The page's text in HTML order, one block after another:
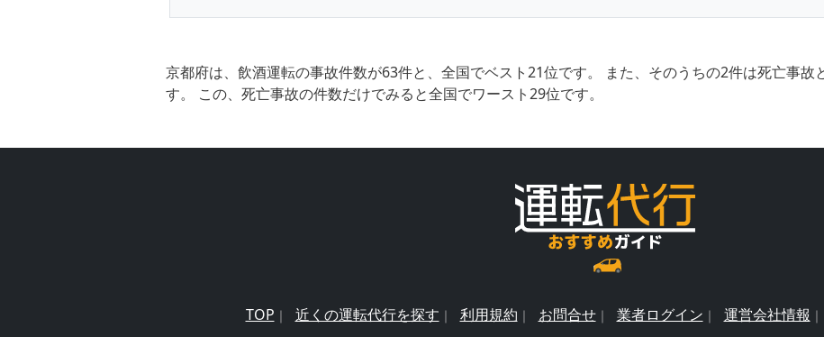
京都府は、飲酒運転の事故件数が63件と、全国でベスト21位です。 また、そのうちの2件は死亡事故
す。 この、死亡事故の件数だけでみると全国でワースト29位です。
TOP 近くの運転代行を探す 利用規約 お問合せ 業者ログイン 運営会社情報